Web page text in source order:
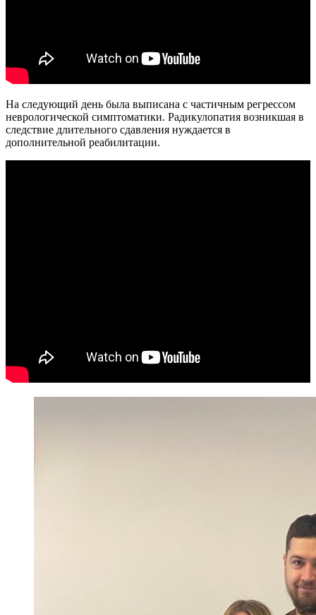
На следующий день была выписана с частичным регрессом
неврологической симптоматики. Радикулопатия возникшая в
следствие длительного сдавления нуждается в
дополнительной реабилитации.